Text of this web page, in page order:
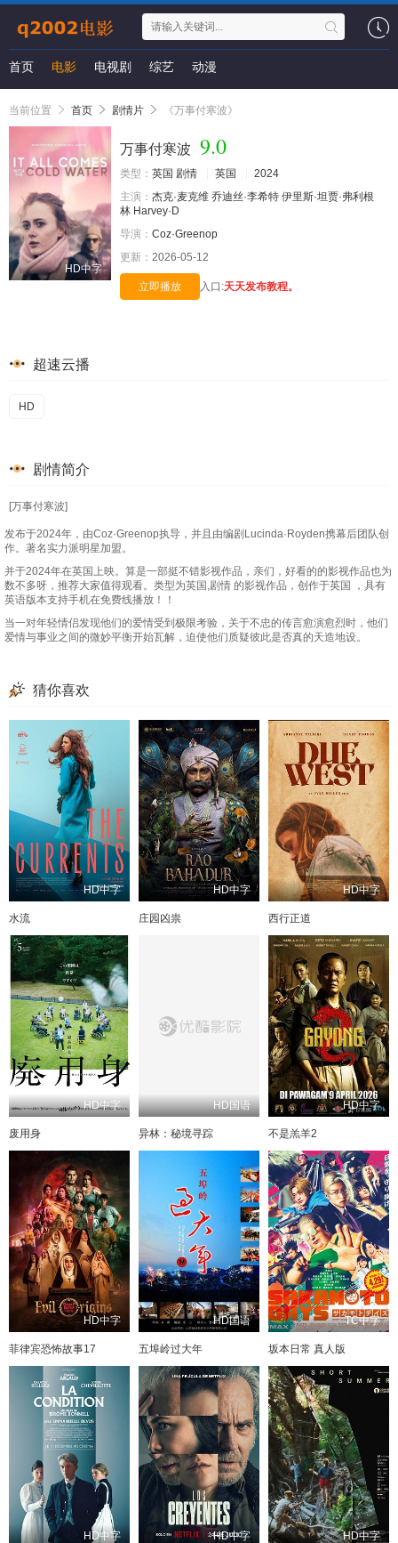
首页 电影 电视剧 综艺 动漫
当前位置 首页 剧情片 《万事付寒波》
HD中字
万事付寒波 9.0
类型： 英国 剧情 英国
2024
主演： 杰克·麦克维 乔迪丝·李希特 伊里斯·坦贾·弗利根
林 Harvey·D
导演： Coz·Greenop
更新： 2026-05-12
立即播放 入口:天天发布教程。
超速云播
HD
剧情简介
[万事付寒波]
发布于2024年，由Coz·Greenop执导，并且由编剧Lucinda·Royden携幕后团队创
作。著名实力派明星加盟。
并于2024年在英国上映。算是一部挺不错影视作品，亲们，好看的的影视作品也为
数不多呀，推荐大家值得观看。类型为英国,剧情 的影视作品，创作于英国 ，具有
英语版本支持手机在免费线播放！！
当一对年轻情侣发现他们的爱情受到极限考验，关于不忠的传言愈演愈烈时，他们
爱情与事业之间的微妙平衡开始瓦解，迫使他们质疑彼此是否真的天造地设。
猜你喜欢
HD中字
水流
HD中字
庄园凶祟
HD中字
西行正道
HD中字
废用身
HD国语
异林：秘境寻踪
HD中字
不是羔羊2
HD中字
菲律宾恐怖故事17
HD国语
五埠岭过大年
TC中字
坂本日常 真人版
HD中字 HD中字 HD中字